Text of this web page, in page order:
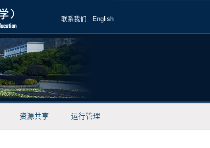
联系我们 English
资源共享 运行管理